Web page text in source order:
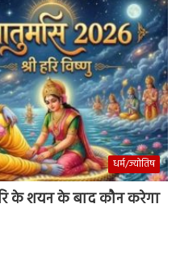
धर्म/ज्योतिष
के शयन के बाद कौन करेगा